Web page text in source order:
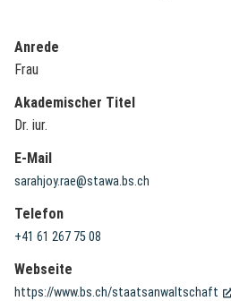
Anrede
Frau
Akademischer Titel
Dr. iur.
E-Mail
sarahjoy.rae@stawa.bs.ch
Telefon
+41 61 267 75 08
Webseite
https://www.bs.ch/staatsanwaltschaft